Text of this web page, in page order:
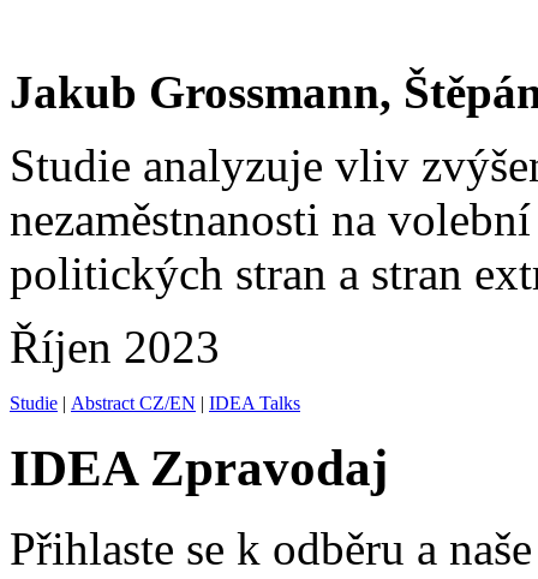
Jakub Grossmann,
Studie analyzuje vliv
nezaměstnanosti na
politických stran a stran
Říjen 2023
Studie | Abstract CZ/EN | IDEA Talks
IDEA Zpravodaj
Přihlaste se k odběru a